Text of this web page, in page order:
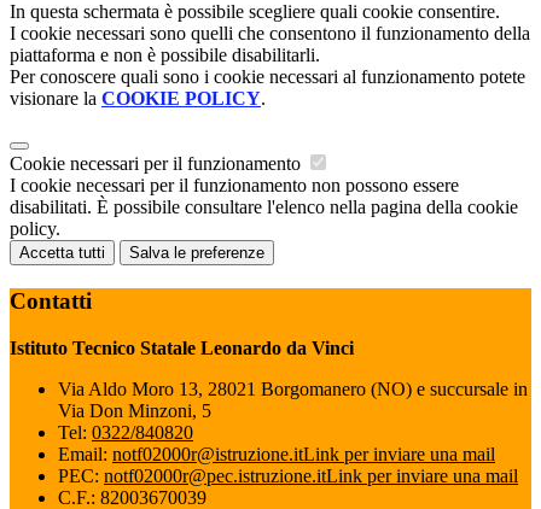
In questa schermata è possibile scegliere quali cookie consentire.
I cookie necessari sono quelli che consentono il funzionamento della
piattaforma e non è possibile disabilitarli.
Per conoscere quali sono i cookie necessari al funzionamento potete
visionare la COOKIE POLICY.
Cookie necessari per il funzionamento
I cookie necessari per il funzionamento non possono essere
disabilitati. È possibile consultare l'elenco nella pagina della cookie
policy.
Accetta tutti Salva le preferenze
Contatti
Istituto Tecnico Statale Leonardo da Vinci
Via Aldo Moro 13, 28021 Borgomanero (NO) e succursale in
Via Don Minzoni, 5
Tel: 0322/840820
Email: notf02000r@istruzione.itLink per inviare una mail
PEC: notf02000r@pec.istruzione.itLink per inviare una mail
C.F.: 82003670039